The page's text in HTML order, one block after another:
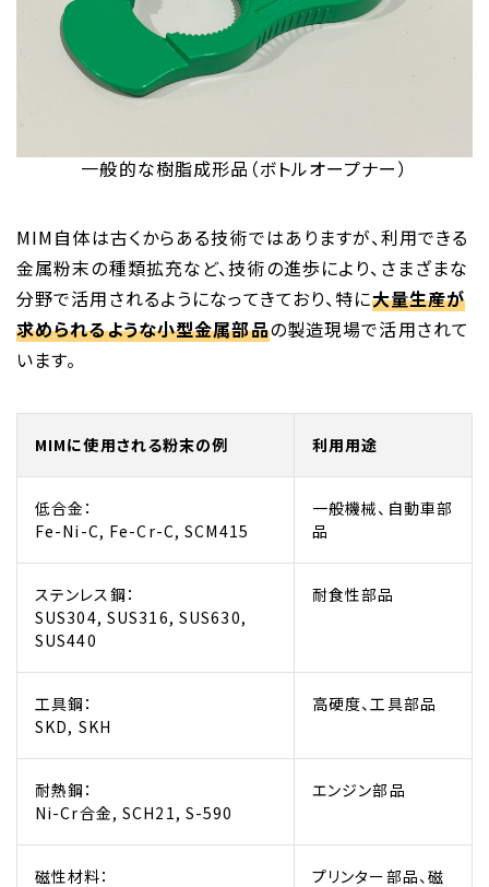
一般的な樹脂成形品（ボトルオープナー）
MIM自体は古くからある技術ではありますが、利用できる
金属粉末の種類拡充など、技術の進歩により、さまざまな
分野で活用されるようになってきており、特に大量生産が
求められるような小型金属部品の製造現場で活用されて
います。
MIMに使用される粉末の例 利用用途
低合金：
Fe-Ni-C, Fe-Cr-C, SCM415
一般機械、自動車部
品
ステンレス鋼：
SUS304, SUS316, SUS630,
SUS440
耐食性部品
工具鋼：
SKD, SKH
高硬度、工具部品
耐熱鋼：
Ni-Cr合金, SCH21, S-590
エンジン部品
磁性材料： プリンター部品、磁